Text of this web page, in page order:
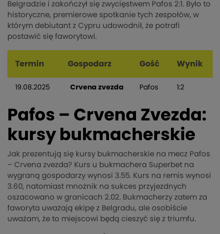
Belgradzie i zakończył się zwycięstwem Pafos 2:1. Było to
historyczne, premierowe spotkanie tych zespołów, w
którym debiutant z Cypru udowodnił, że potrafi
postawić się faworytowi.
Termin Gospodarz Gość Wynik
19.08.2025 Crvena zvezda Pafos 1:2
Pafos – Crvena Zvezda:
kursy bukmacherskie
Jak prezentują się kursy bukmacherskie na mecz Pafos
– Crvena zvezda? Kurs u bukmachera Superbet na
wygraną gospodarzy wynosi 3.55. Kurs na remis wynosi
3.60, natomiast mnożnik na sukces przyjezdnych
oszacowano w granicach 2.02. Bukmacherzy zatem za
faworyta uważają ekipę z Belgradu, ale osobiście
uważam, że to miejscowi będą cieszyć się z triumfu.